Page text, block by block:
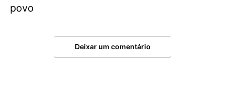
povo
Deixar um comentário